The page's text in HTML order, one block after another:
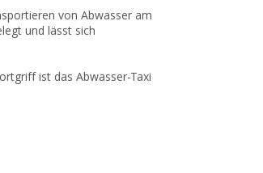
von Abwasser am
und lässt sich
ist das Abwasser-Taxi